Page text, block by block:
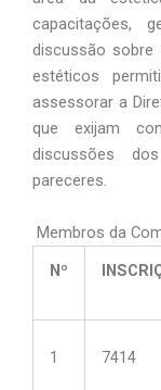
capacitações,
discussão sobre
estéticos
assessorar a
que exijam
discussões
pareceres.
Membros da
Nº
1 7414